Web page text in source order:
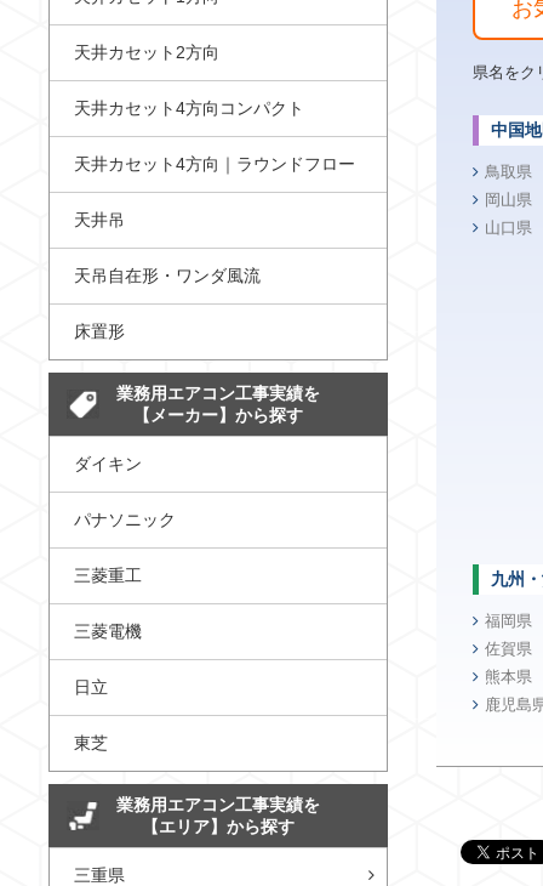
お
県名をク
中国
鳥取県
岡山県
山口県
九州
福岡県
佐賀県
熊本県
鹿児島
天井カセット2方向
天井カセット4方向コンパクト
天井カセット4方向｜ラウンドフロー
天井吊
天吊自在形・ワンダ風流
床置形
業務用エアコン工事実績を
【メーカー】から探す
ダイキン
パナソニック
三菱重工
三菱電機
日立
東芝
業務用エアコン工事実績を
【エリア】から探す
三重県